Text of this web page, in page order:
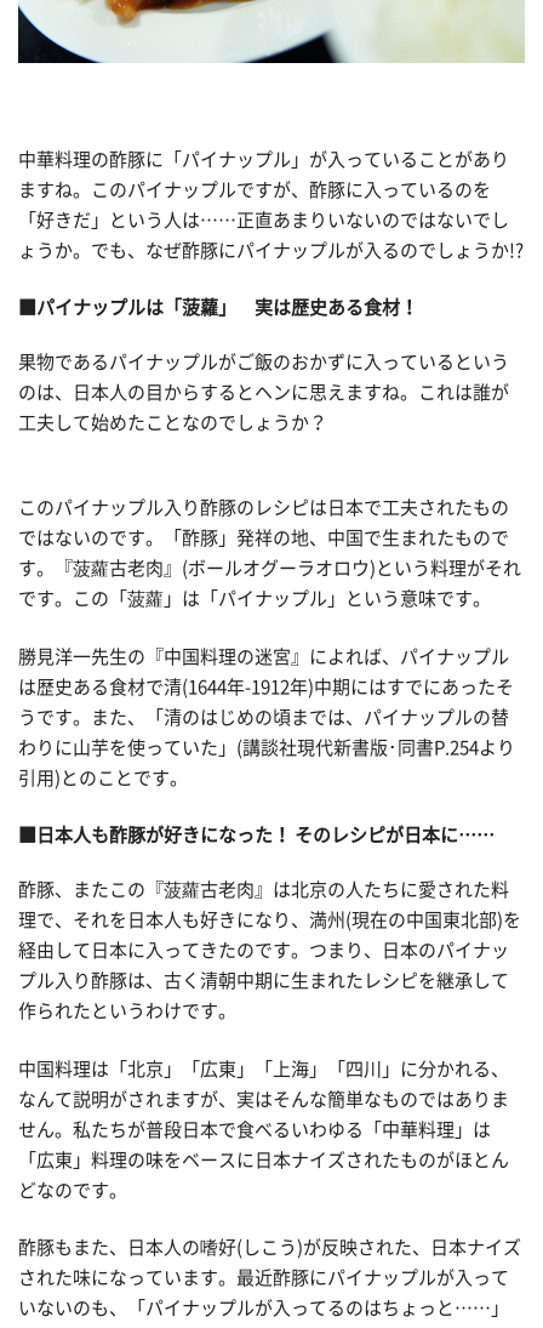
中華料理の酢豚に「パイナップル」が入っていることがあり
ますね。このパイナップルですが、酢豚に入っているのを
「好きだ」という人は……正直あまりいないのではないでし
ょうか。でも、なぜ酢豚にパイナップルが入るのでしょうか!?
■パイナップルは「菠蘿」 実は歴史ある食材！
果物であるパイナップルがご飯のおかずに入っているという
のは、日本人の目からするとヘンに思えますね。これは誰が
工夫して始めたことなのでしょうか？
このパイナップル入り酢豚のレシピは日本で工夫されたもの
ではないのです。「酢豚」発祥の地、中国で生まれたもので
す。『菠蘿古老肉』(ボールオグーラオロウ)という料理がそれ
です。この「菠蘿」は「パイナップル」という意味です。
勝見洋一先生の『中国料理の迷宮』によれば、パイナップル
は歴史ある食材で清(1644年-1912年)中期にはすでにあったそ
うです。また、「清のはじめの頃までは、パイナップルの替
わりに山芋を使っていた」(講談社現代新書版･同書P.254より
引用)とのことです。
■日本人も酢豚が好きになった！ そのレシピが日本に……
酢豚、またこの『菠蘿古老肉』は北京の人たちに愛された料
理で、それを日本人も好きになり、満州(現在の中国東北部)を
経由して日本に入ってきたのです。つまり、日本のパイナッ
プル入り酢豚は、古く清朝中期に生まれたレシピを継承して
作られたというわけです。
中国料理は「北京」「広東」「上海」「四川」に分かれる、
なんて説明がされますが、実はそんな簡単なものではありま
せん。私たちが普段日本で食べるいわゆる「中華料理」は
「広東」料理の味をベースに日本ナイズされたものがほとん
どなのです。
酢豚もまた、日本人の嗜好(しこう)が反映された、日本ナイズ
された味になっています。最近酢豚にパイナップルが入って
いないのも、「パイナップルが入ってるのはちょっと……」